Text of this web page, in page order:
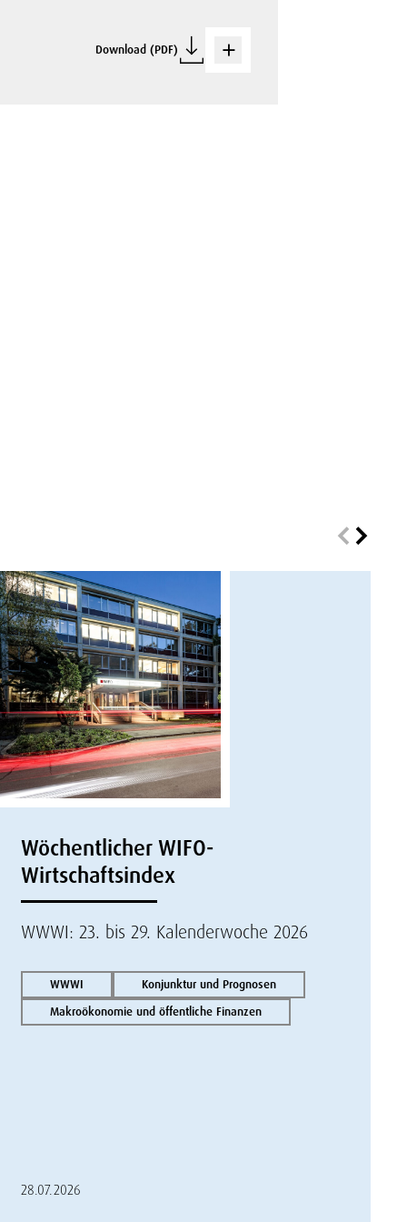
Download (PDF)
Wöchentlicher WIFO-
Wirtschaftsindex
WWWI: 23. bis 29. Kalenderwoche 2026
WWWI
Konjunktur und Prognosen
Makroökonomie und öffentliche Finanzen
28.07.2026